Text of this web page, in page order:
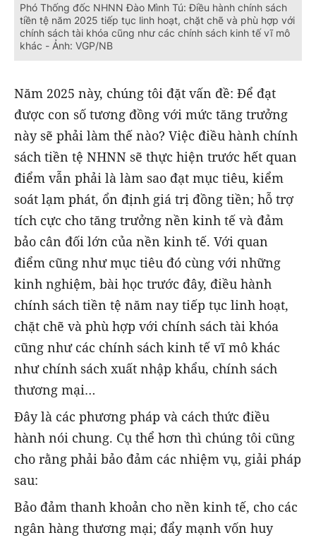
Phó Thống đốc NHNN Đào Mình Tú: Điều hành chính sách
tiền tệ năm 2025 tiếp tục linh hoạt, chặt chẽ và phù hợp với
chính sách tài khóa cũng như các chính sách kinh tế vĩ mô
khác - Ảnh: VGP/NB
Năm 2025 này, chúng tôi đặt vấn đề: Để đạt
được con số tương đồng với mức tăng trưởng
này sẽ phải làm thế nào? Việc điều hành chính
sách tiền tệ NHNN sẽ thực hiện trước hết quan
điểm vẫn phải là làm sao đạt mục tiêu, kiểm
soát lạm phát, ổn định giá trị đồng tiền; hỗ trợ
tích cực cho tăng trưởng nền kinh tế và đảm
bảo cân đối lớn của nền kinh tế. Với quan
điểm cũng như mục tiêu đó cùng với những
kinh nghiệm, bài học trước đây, điều hành
chính sách tiền tệ năm nay tiếp tục linh hoạt,
chặt chẽ và phù hợp với chính sách tài khóa
cũng như các chính sách kinh tế vĩ mô khác
như chính sách xuất nhập khẩu, chính sách
thương mại…
Đây là các phương pháp và cách thức điều
hành nói chung. Cụ thể hơn thì chúng tôi cũng
cho rằng phải bảo đảm các nhiệm vụ, giải pháp
sau:
Bảo đảm thanh khoản cho nền kinh tế, cho các
ngân hàng thương mại; đẩy mạnh vốn huy